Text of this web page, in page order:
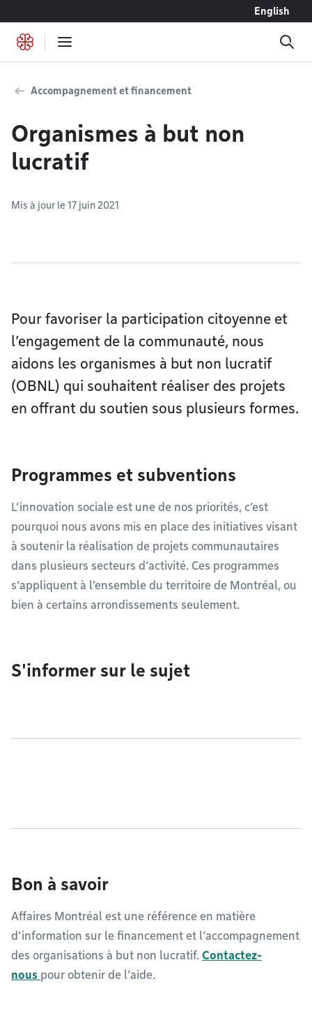
English
Accompagnement et financement
Organismes à but non
lucratif
Mis à jour le 17 juin 2021
Pour favoriser la participation citoyenne et
l’engagement de la communauté, nous
aidons les organismes à but non lucratif
(OBNL) qui souhaitent réaliser des projets
en offrant du soutien sous plusieurs formes.
Programmes et subventions
L’innovation sociale est une de nos priorités, c’est
pourquoi nous avons mis en place des initiatives visant
à soutenir la réalisation de projets communautaires
dans plusieurs secteurs d’activité. Ces programmes
s’appliquent à l’ensemble du territoire de Montréal, ou
bien à certains arrondissements seulement.
S'informer sur le sujet
Bon à savoir
Affaires Montréal est une référence en matière
d’information sur le financement et l’accompagnement
des organisations à but non lucratif. Contactez-
nous pour obtenir de l’aide.